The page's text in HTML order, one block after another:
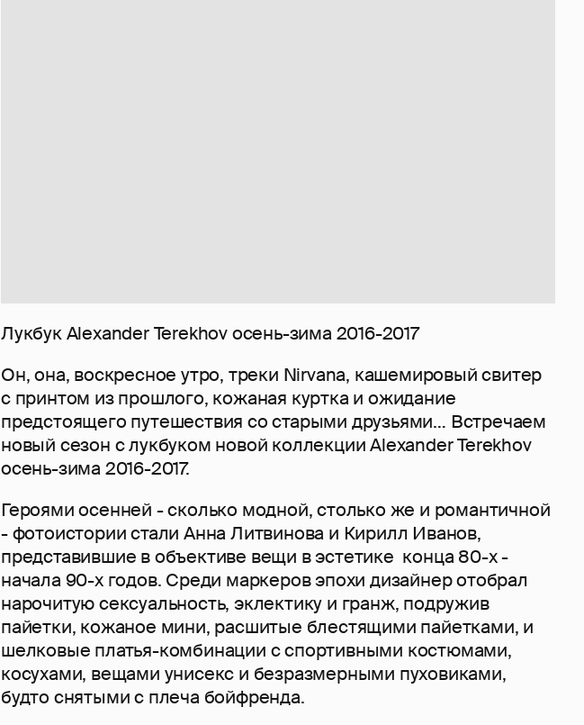
Лукбук Alexander Terekhov осень-зима 2016-2017
Он, она, воскресное утро, треки Nirvana, кашемировый свитер
с принтом из прошлого, кожаная куртка и ожидание
предстоящего путешествия со старыми друзьями… Встречаем
новый сезон с лукбуком новой коллекции Alexander Terekhov
осень-зима 2016-2017.
Героями осенней - сколько модной, столько же и романтичной
- фотоистории стали Анна Литвинова и Кирилл Иванов,
представившие в объективе вещи в эстетике конца 80-х -
начала 90-х годов. Среди маркеров эпохи дизайнер отобрал
нарочитую сексуальность, эклектику и гранж, подружив
пайетки, кожаное мини, расшитые блестящими пайетками, и
шелковые платья-комбинации с спортивными костюмами,
косухами, вещами унисекс и безразмерными пуховиками,
будто снятыми с плеча бойфренда.